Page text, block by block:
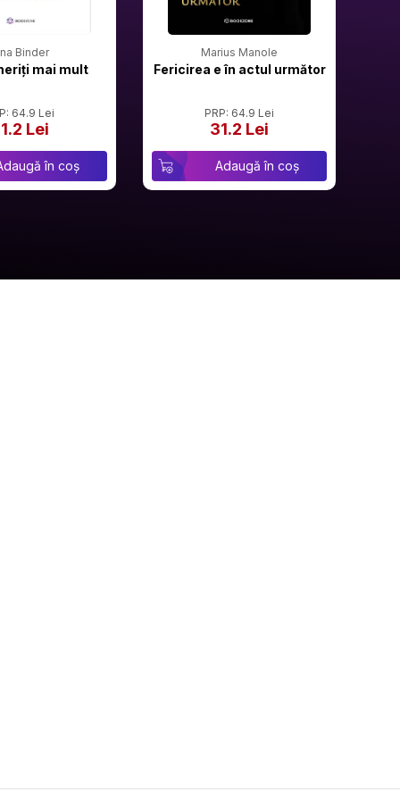
Binder
mai mult
64.9 Lei
Lei
în coș
Marius Manole
Fericirea e în actul următor
PRP: 64.9 Lei
31.2 Lei
Adaugă în coș